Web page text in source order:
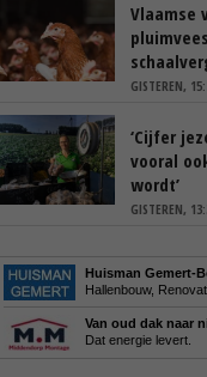
Vlaamse
GISTEREN,
‘Cijfer
vooral
wordt’
GISTEREN,
Huisman Gemert-
Hallenbouw,
Van oud dak naar
Dat energie levert.